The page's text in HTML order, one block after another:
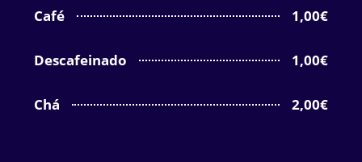
Café 1,00€
Descafeinado 1,00€
Chá 2,00€